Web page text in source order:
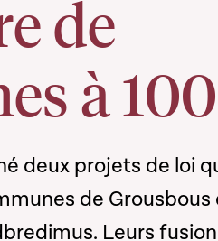
de
à 100
deux projets de loi
de Grousbous
Leurs